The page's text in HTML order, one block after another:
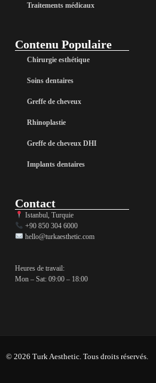
Traitements médicaux
Contenu Populaire
Chirurgie esthétique
Soins dentaires
Greffe de cheveux
Rhinoplastie
Greffe de cheveux DHI
Implants dentaires
Contact
Istanbul, Turquie
+90 850 304 6000
hello@turkaesthetic.com
Heures de travail:
Mon – Sat: 09:00 – 18:00
© 2026 Turk Aesthetic. Tous droits réservés.